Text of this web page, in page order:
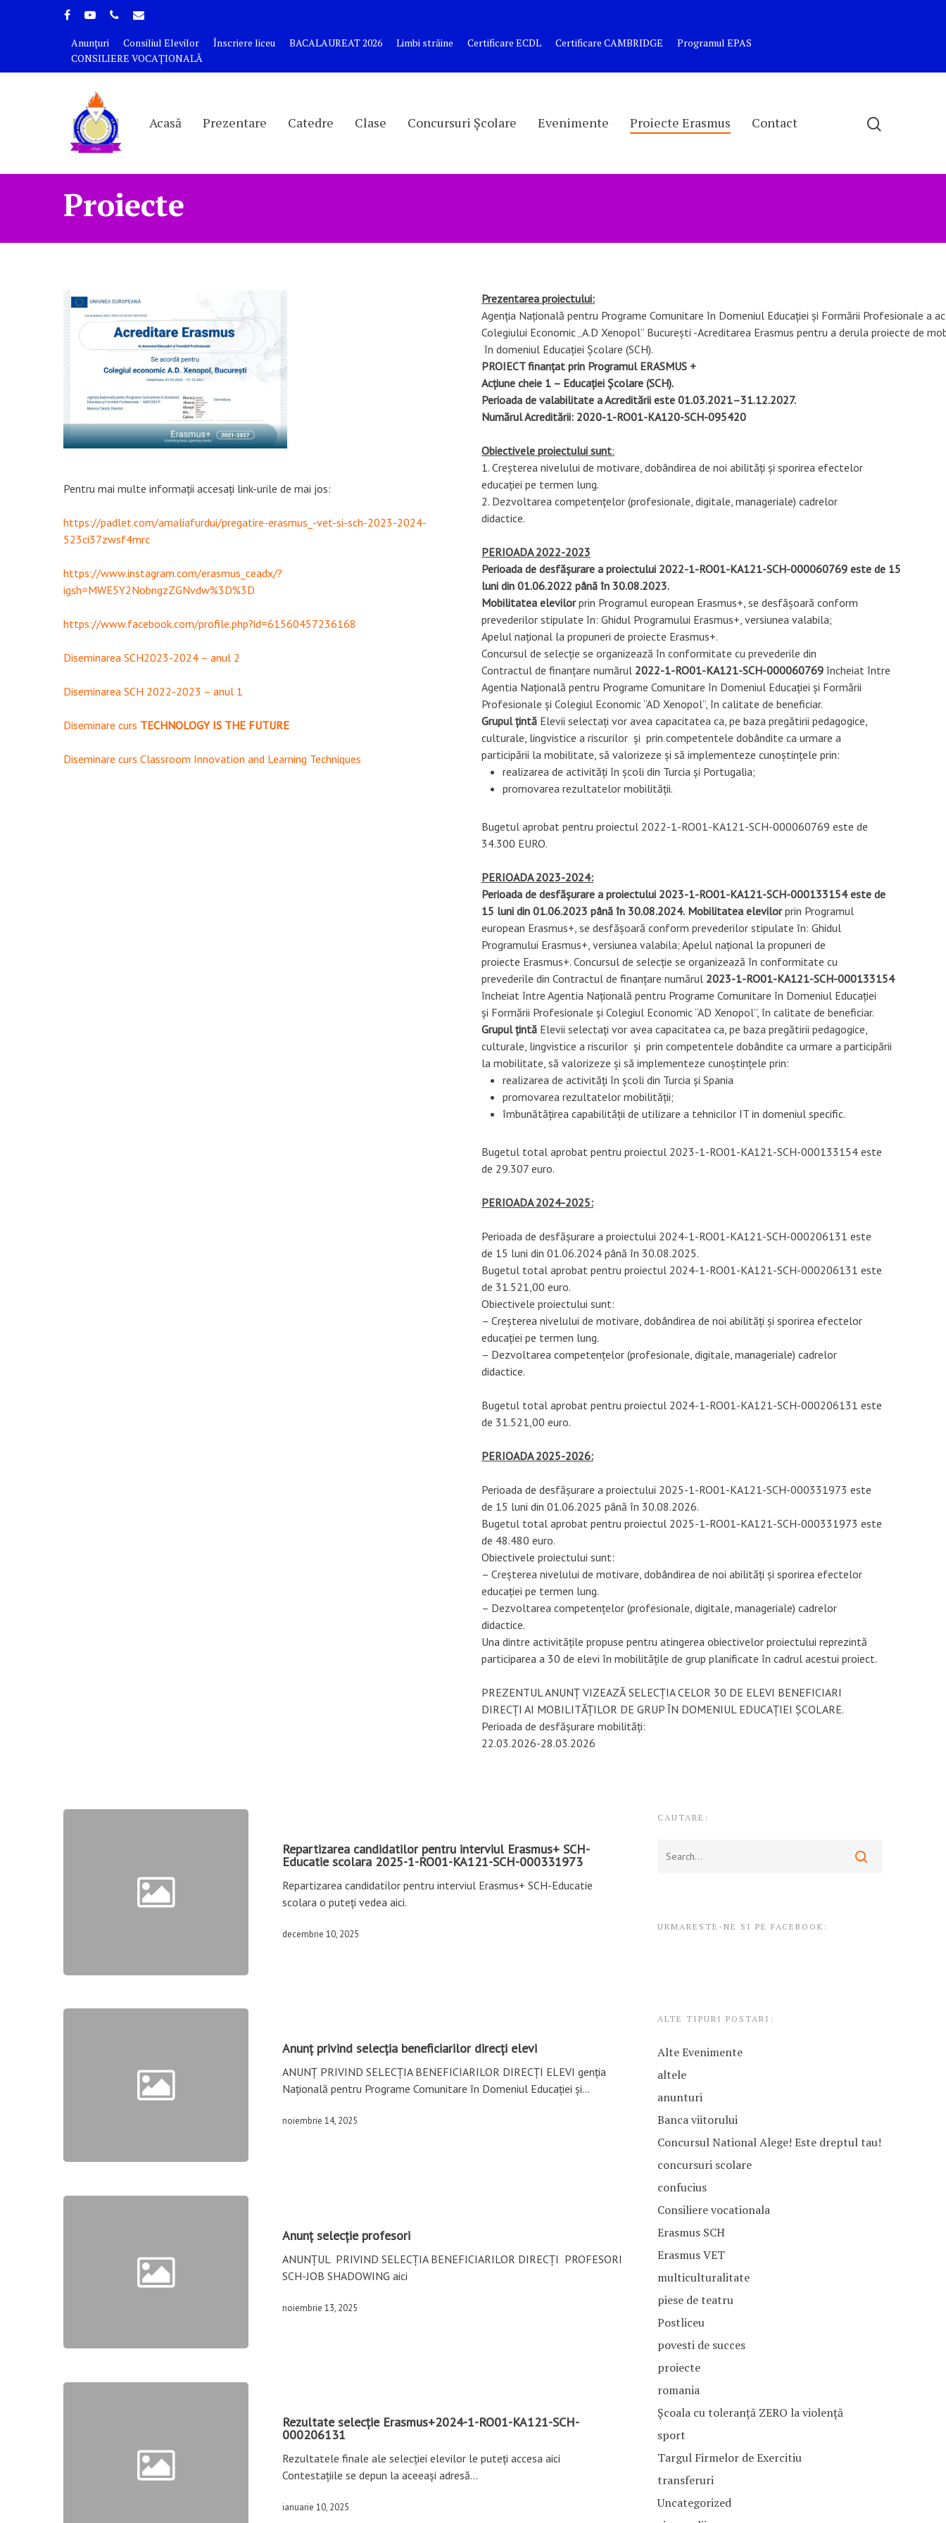
Anunțuri Consiliul Elevilor Înscriere liceu BACALAUREAT 2026 Limbi străine Certificare ECDL Certificare CAMBRIDGE
Programul EPAS
CONSILIERE VOCAȚIONALĂ
Acasă Prezentare Catedre Clase Concursuri Școlare Evenimente Proiecte Erasmus Contact
Proiecte
Pentru mai multe informații accesați link-urile de mai jos:
https://padlet.com/amaliafurdui/pregatire-erasmus_-vet-si-sch-2023-2024-
523ci37zwsf4mrc
https://www.instagram.com/erasmus_ceadx/?
igsh=MWE5Y2NobngzZGNvdw%3D%3D
https://www.facebook.com/profile.php?id=61560457236168
Diseminarea SCH2023-2024 – anul 2
Diseminarea SCH 2022-2023 – anul 1
Diseminare curs TECHNOLOGY IS THE FUTURE
Diseminare curs Classroom Innovation and Learning Techniques
Agenția Națională pentru Programe Comunitare în Domeniul Educației și Formării Profesionale a
Colegiului Economic „A.D Xenopol” București -Acreditarea Erasmus pentru a derula proiecte de
PROIECT finanțat prin Programul ERASMUS +
Acțiune cheie 1 – Educației Școlare (SCH).
Perioada de valabilitate a Acreditării este 01.03.2021–31.12.2027.
Numărul Acreditării: 2020-1-RO01-KA120-SCH-095420
Obiectivele proiectului sunt:
1. Creșterea nivelului de motivare, dobândirea de noi abilități și sporirea efectelor
educației pe termen lung.
2. Dezvoltarea competențelor (profesionale, digitale, manageriale) cadrelor
didactice.
PERIOADA 2022-2023
Perioada de desfășurare a proiectului 2022-1-RO01-KA121-SCH-000060769 este de 15
luni din 01.06.2022 până în 30.08.2023.
Mobilitatea elevilor prin Programul european Erasmus+, se desfășoară conform
prevederilor stipulate în: Ghidul Programului Erasmus+, versiunea valabila;
Apelul național la propuneri de proiecte Erasmus+.
Concursul de selecție se organizează în conformitate cu prevederile din
Contractul de finanțare numărul 2022-1-RO01-KA121-SCH-000060769 încheiat între
Agentia Națională pentru Programe Comunitare în Domeniul Educației și Formării
Grupul țintă Elevii selectați vor avea capacitatea ca, pe baza pregătirii pedagogice,
culturale, lingvistice a riscurilor  și  prin competentele dobândite ca urmare a
participării la mobilitate, să valorizeze și să implementeze cunoștințele prin:
realizarea de activități în școli din Turcia și Portugalia;
promovarea rezultatelor mobilității.
Bugetul aprobat pentru proiectul 2022-1-RO01-KA121-SCH-000060769 este de
34.300 EURO.
PERIOADA 2023-2024:
Perioada de desfășurare a proiectului 2023-1-RO01-KA121-SCH-000133154 este de
15 luni din 01.06.2023 până în 30.08.2024. Mobilitatea elevilor prin Programul
european Erasmus+, se desfășoară conform prevederilor stipulate în: Ghidul
Programului Erasmus+, versiunea valabila; Apelul național la propuneri de
proiecte Erasmus+. Concursul de selecție se organizează în conformitate cu
prevederile din Contractul de finanțare numărul
încheiat între Agentia Națională pentru Programe Comunitare în Domeniul Educației
Grupul țintă Elevii selectați vor avea capacitatea ca, pe baza pregătirii pedagogice,
culturale, lingvistice a riscurilor  și  prin competentele dobândite ca urmare a participării
la mobilitate, să valorizeze și să implementeze cunoștințele prin:
realizarea de activități în școli din Turcia și Spania
promovarea rezultatelor mobilității;
îmbunătățirea capabilității de utilizare a tehnicilor IT in domeniul specific.
Bugetul total aprobat pentru proiectul 2023-1-RO01-KA121-SCH-000133154 este
de 29.307 euro.
PERIOADA 2024-2025:
Perioada de desfășurare a proiectului 2024-1-RO01-KA121-SCH-000206131 este
de 15 luni din 01.06.2024 până în 30.08.2025.
Bugetul total aprobat pentru proiectul 2024-1-RO01-KA121-SCH-000206131 este
de 31.521,00 euro.
Obiectivele proiectului sunt:
– Creșterea nivelului de motivare, dobândirea de noi abilități și sporirea efectelor
educației pe termen lung.
– Dezvoltarea competențelor (profesionale, digitale, manageriale) cadrelor
didactice.
Bugetul total aprobat pentru proiectul 2024-1-RO01-KA121-SCH-000206131 este
de 31.521,00 euro.
PERIOADA 2025-2026:
Perioada de desfășurare a proiectului 2025-1-RO01-KA121-SCH-000331973 este
de 15 luni din 01.06.2025 până în 30.08.2026.
Bugetul total aprobat pentru proiectul 2025-1-RO01-KA121-SCH-000331973 este
de 48.480 euro.
Obiectivele proiectului sunt:
– Creșterea nivelului de motivare, dobândirea de noi abilități și sporirea efectelor
educației pe termen lung.
– Dezvoltarea competențelor (profesionale, digitale, manageriale) cadrelor
didactice.
Una dintre activitățile propuse pentru atingerea obiectivelor proiectului reprezintă
participarea a 30 de elevi în mobilitățile de grup planificate în cadrul acestui proiect.
PREZENTUL ANUNȚ VIZEAZĂ SELECȚIA CELOR 30 DE ELEVI BENEFICIARI
DIRECȚI AI MOBILITĂȚILOR DE GRUP ÎN DOMENIUL EDUCAȚIEI ȘCOLARE.
Perioada de desfășurare mobilități:
22.03.2026-28.03.2026
Repartizarea candidatilor pentru interviul Erasmus+ SCH-
Educatie scolara 2025-1-RO01-KA121-SCH-000331973
Repartizarea candidatilor pentru interviul Erasmus+ SCH-Educatie
scolara o puteți vedea aici.
decembrie 10, 2025
Anunț privind selecția beneficiarilor direcți elevi
ANUNȚ PRIVIND SELECȚIA BENEFICIARILOR DIRECȚI ELEVI genția
Națională pentru Programe Comunitare în Domeniul Educației și…
noiembrie 14, 2025
Anunț selecție profesori
ANUNȚUL PRIVIND SELECȚIA BENEFICIARILOR DIRECȚI PROFESORI
SCH-JOB SHADOWING aici
noiembrie 13, 2025
Rezultate selecție Erasmus+2024-1-RO01-KA121-SCH-
000206131
Rezultatele finale ale selecției elevilor le puteți accesa aici
Contestațiile se depun la aceeași adresă…
ianuarie 10, 2025
CAUTARE:
URMARESTE-NE SI PE FACEBOOK:
ALTE TIPURI POSTARI:
Alte Evenimente
altele
anunturi
Banca viitorului
Concursul National Alege! Este dreptul tau!
concursuri scolare
confucius
Consiliere vocationala
Erasmus SCH
Erasmus VET
multiculturalitate
piese de teatru
Postliceu
povesti de succes
proiecte
romania
Școala cu toleranță ZERO la violență
sport
Targul Firmelor de Exercitiu
transferuri
Uncategorized